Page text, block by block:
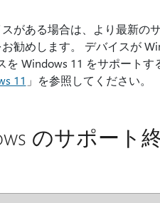
がある場合は、より最新の
勧めします。 デバイスが
Windows 11 をサポートす
11 」を参照してください。
のサポート